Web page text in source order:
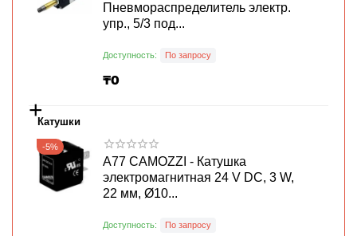
Пневмораспределитель электр.
упр., 5/3 под...
Доступность: По запросу
₸0
+Катушки
-5%
A77 CAMOZZI - Катушка
электромагнитная 24 V DC, 3 W,
22 мм, Ø10...
Доступность: По запросу